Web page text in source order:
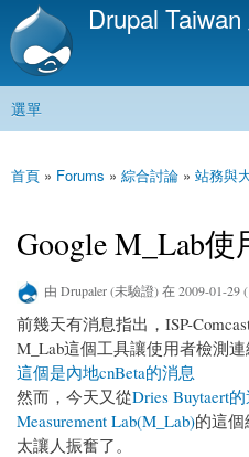
移
內
Drupal
主選單
選單
您在這裡
首頁 » Forums » 綜合討論 » 站務與
Google M_Lab使
由 Drupaler (未驗證)在 2009-01-29
前幾天有消息指出，ISP-
M_Lab這個工具讓使用者檢測連
這個是內地cnBeta的消息
然而，今天又從Dries Buytaert
Measurement Lab(M_Lab)的這
太讓人振奮了。